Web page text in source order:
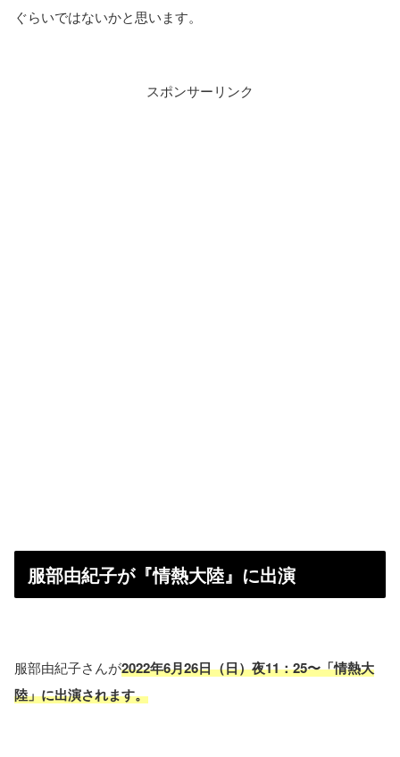
ぐらいではないかと思います。
スポンサーリンク
服部由紀子が『情熱大陸』に出演
服部由紀子さんが2022年6月26日（日）夜11：25〜「情熱大
陸」に出演されます。